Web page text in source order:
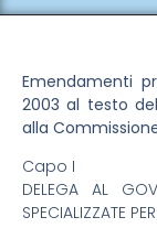
Emendamenti
2003 al testo
alla
Capo I
DELEGA AL
SPECIALIZZATE